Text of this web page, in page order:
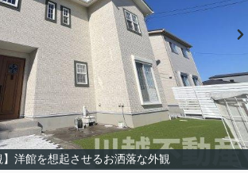
】洋館を想起させるお洒落な外観